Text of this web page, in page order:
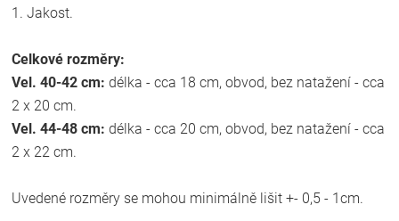
1. Jakost.
Celkové rozměry:
Vel. 40-42 cm: délka - cca 18 cm, obvod, bez natažení - cca
2 x 20 cm.
Vel. 44-48 cm: délka - cca 20 cm, obvod, bez natažení - cca
2 x 22 cm.
Uvedené rozměry se mohou minimálně lišit +- 0,5 - 1cm.